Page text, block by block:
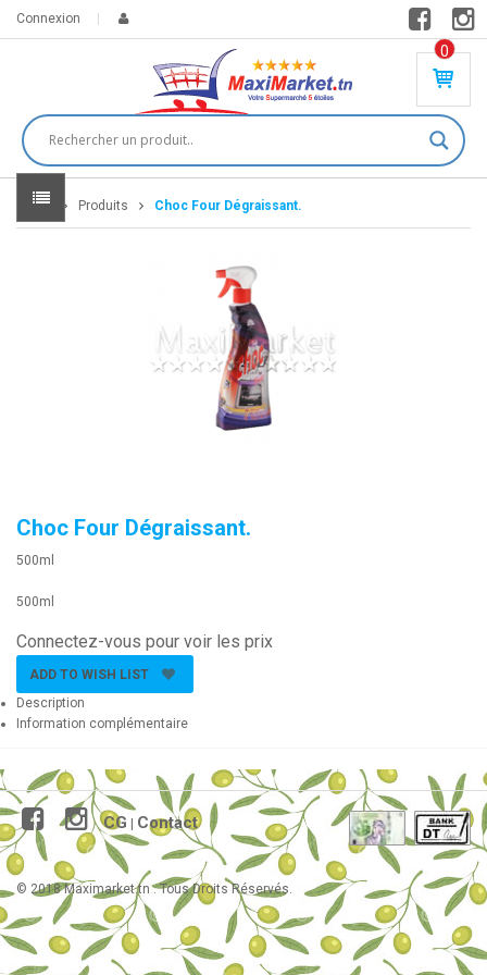
Connexion
0
PR
DU
IT(
S)
Home Produits Choc Four Dégraissant.
Choc Four Dégraissant.
500ml
500ml
Connectez-vous pour voir les prix
ADD TO WISH LIST
Description
Information complémentaire
CG Contact
© 2018 Maximarket.tn . Tous Droits Réservés.